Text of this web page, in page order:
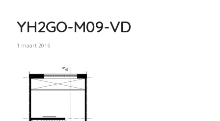
YH2GO-M09-VD
1 maart 2016